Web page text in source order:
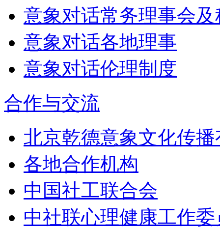
意象对话常务理事会
意象对话各地理事
意象对话伦理制度
合作与交流
北京乾德意象文化传
各地合作机构
中国社工联合会
中社联心理健康工作委